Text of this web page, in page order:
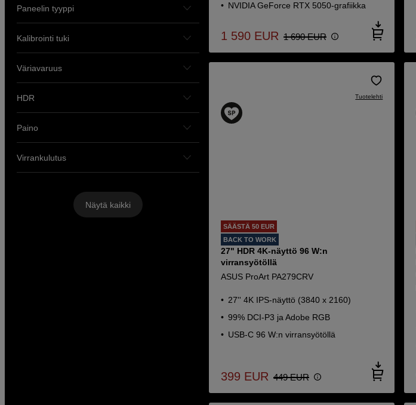
Paneelin tyyppi
Kalibrointi tuki
Väriavaruus
HDR
Paino
Virrankulutus
Näytä kaikki
NVIDIA GeForce RTX 5050-grafiikka
1 590 EUR 1 690 EUR
Tuotelehti
SÄÄSTÄ 50 EUR
BACK TO WORK
27" HDR 4K-näyttö 96 W:n
virransyötöllä
ASUS ProArt PA279CRV
27'' 4K IPS-näyttö (3840 x 2160)
99% DCI-P3 ja Adobe RGB
USB-C 96 W:n virransyötöllä
399 EUR 449 EUR